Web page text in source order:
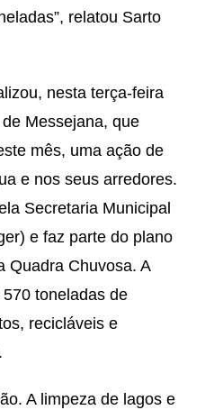
relatou Sarto
nesta terça-feira
Messejana, que
mês, uma ação de
e nos seus arredores.
Secretaria Municipal
e faz parte do plano
Quadra Chuvosa. A
toneladas de
recicláveis e
A limpeza de lagos e